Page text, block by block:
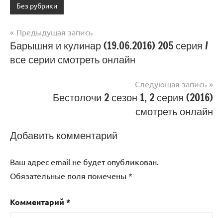
Без рубрики
Навигация
по
записям
Предыдущая запись
Барышня и кулинар (19.06.2016) 205 серия /
все серии смотреть онлайн
Следующая запись
Бестолочи 2 сезон 1, 2 серия (2016)
смотреть онлайн
Добавить комментарий
Ваш адрес email не будет опубликован.
Обязательные поля помечены *
Комментарий *